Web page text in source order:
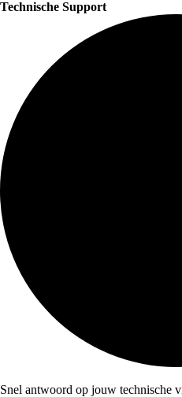
Technische Support
Snel antwoord op jouw technische